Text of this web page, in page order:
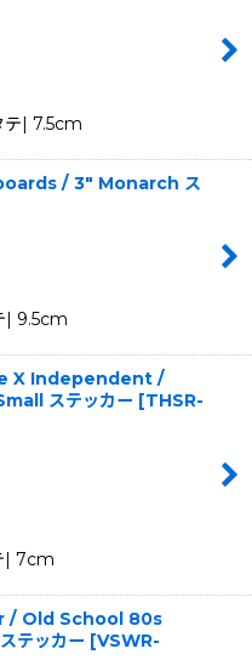
| 7.5cm
/ 3" Monarch ス
9.5cm
X Independent /
ステッカー [THSR-
| 7cm
/ Old School 80s
テッカー [VSWR-